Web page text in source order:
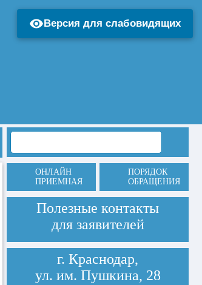
ОНЛАЙН
ПРИЕМНАЯ
ПОРЯДОК
ОБРАЩЕНИЯ
Полезные контакты
для заявителей
г. Краснодар,
ул. им. Пушкина, 28
Версия для слабовидящих